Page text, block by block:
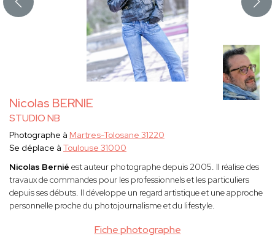
Nicolas BERNIE
STUDIO NB
Fiche photographe
Photographe à Martres-Tolosane 31220
Se déplace à Toulouse 31000
Nicolas Bernié est auteur photographe depuis 2005. Il réalise des
travaux de commandes pour les professionnels et les particuliers
depuis ses débuts. Il développe un regard artistique et une approche
personnelle proche du photojournalisme et du lifestyle.